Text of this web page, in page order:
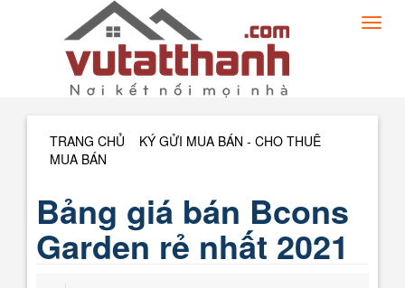
TRANG CHỦ KÝ GỬI MUA BÁN - CHO THUÊ
MUA BÁN
Bảng giá bán Bcons
Garden rẻ nhất 2021